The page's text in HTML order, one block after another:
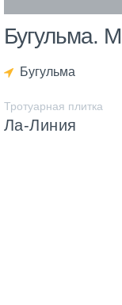
Бугульма.
Бугульма
Тротуарная плитка
Ла-Линия